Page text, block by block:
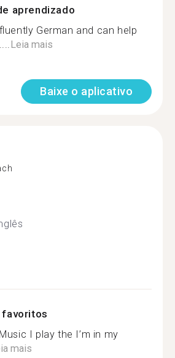
aprendizado
German and can help
Leia mais
Baixe o aplicativo
favoritos
I play the I’m in my
mais